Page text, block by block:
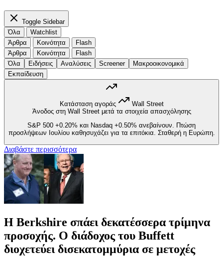
Toggle Sidebar
Όλα
Watchlist
Άρθρα
Κοινότητα
Flash
Άρθρα
Κοινότητα
Flash
Όλα
Ειδήσεις Αναλύσεις Screener
Μακροοικονομικά
Εκπαίδευση
Κατάσταση αγοράς
Wall Street
Άνοδος στη Wall Street μετά τα στοιχεία απασχόλησης
S&P 500 +0.20% και Nasdaq +0.50% ανεβαίνουν. Πτώση
προσλήψεων Ιουλίου καθησυχάζει για τα επιτόκια. Σταθερή η Ευρώπη.
Διαβάστε περισσότερα
Η Berkshire σπάει δεκατέσσερα τρίμηνα
προσοχής. Ο διάδοχος του Buffett
διοχετεύει δισεκατομμύρια σε μετοχές